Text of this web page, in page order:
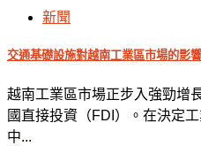
新聞
交通基礎設施對越南工業區市場的影響
越南工業區市場正步入強勁增
國直接投資（FDI）。在決定
中...